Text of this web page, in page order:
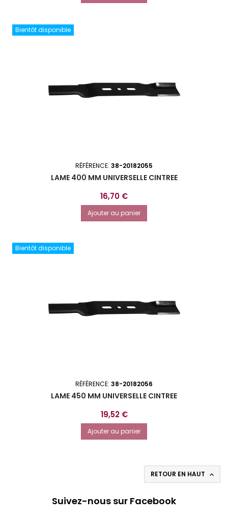
Bientôt disponible
RÉFÉRENCE: 38-20182055
LAME 400 MM UNIVERSELLE CINTREE
Prix
16,70 €
Ajouter au panier
Bientôt disponible
RÉFÉRENCE: 38-20182056
LAME 450 MM UNIVERSELLE CINTREE
Prix
19,52 €
Ajouter au panier
RETOUR EN HAUT 
Suivez-nous sur Facebook